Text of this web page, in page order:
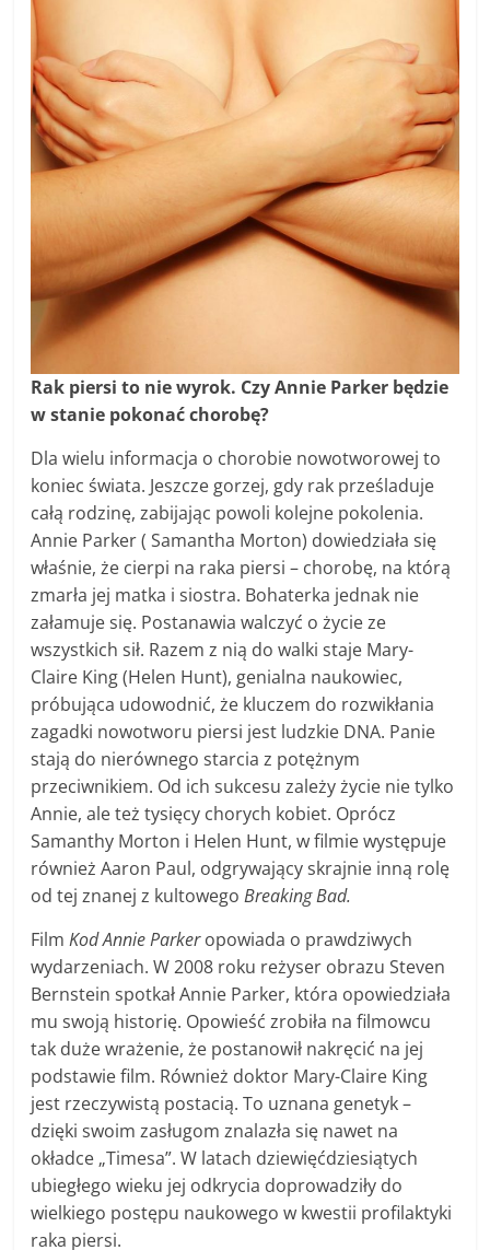
Rak piersi to nie wyrok. Czy Annie Parker będzie
w stanie pokonać chorobę?
Dla wielu informacja o chorobie nowotworowej to
koniec świata. Jeszcze gorzej, gdy rak prześladuje
całą rodzinę, zabijając powoli kolejne pokolenia.
Annie Parker ( Samantha Morton) dowiedziała się
właśnie, że cierpi na raka piersi – chorobę, na którą
zmarła jej matka i siostra. Bohaterka jednak nie
załamuje się. Postanawia walczyć o życie ze
wszystkich sił. Razem z nią do walki staje Mary-
Claire King (Helen Hunt), genialna naukowiec,
próbująca udowodnić, że kluczem do rozwikłania
zagadki nowotworu piersi jest ludzkie DNA. Panie
stają do nierównego starcia z potężnym
przeciwnikiem. Od ich sukcesu zależy życie nie tylko
Annie, ale też tysięcy chorych kobiet. Oprócz
Samanthy Morton i Helen Hunt, w filmie występuje
również Aaron Paul, odgrywający skrajnie inną rolę
od tej znanej z kultowegoBreaking Bad.
FilmKod Annie Parkeropowiada o prawdziwych
wydarzeniach. W 2008 roku reżyser obrazu Steven
Bernstein spotkał Annie Parker, która opowiedziała
mu swoją historię. Opowieść zrobiła na filmowcu
tak duże wrażenie, że postanowił nakręcić na jej
podstawie film. Również doktor Mary-Claire King
jest rzeczywistą postacią. To uznana genetyk –
dzięki swoim zasługom znalazła się nawet na
okładce „Timesa”. W latach dziewięćdziesiątych
ubiegłego wieku jej odkrycia doprowadziły do
wielkiego postępu naukowego w kwestii profilaktyki
raka piersi.